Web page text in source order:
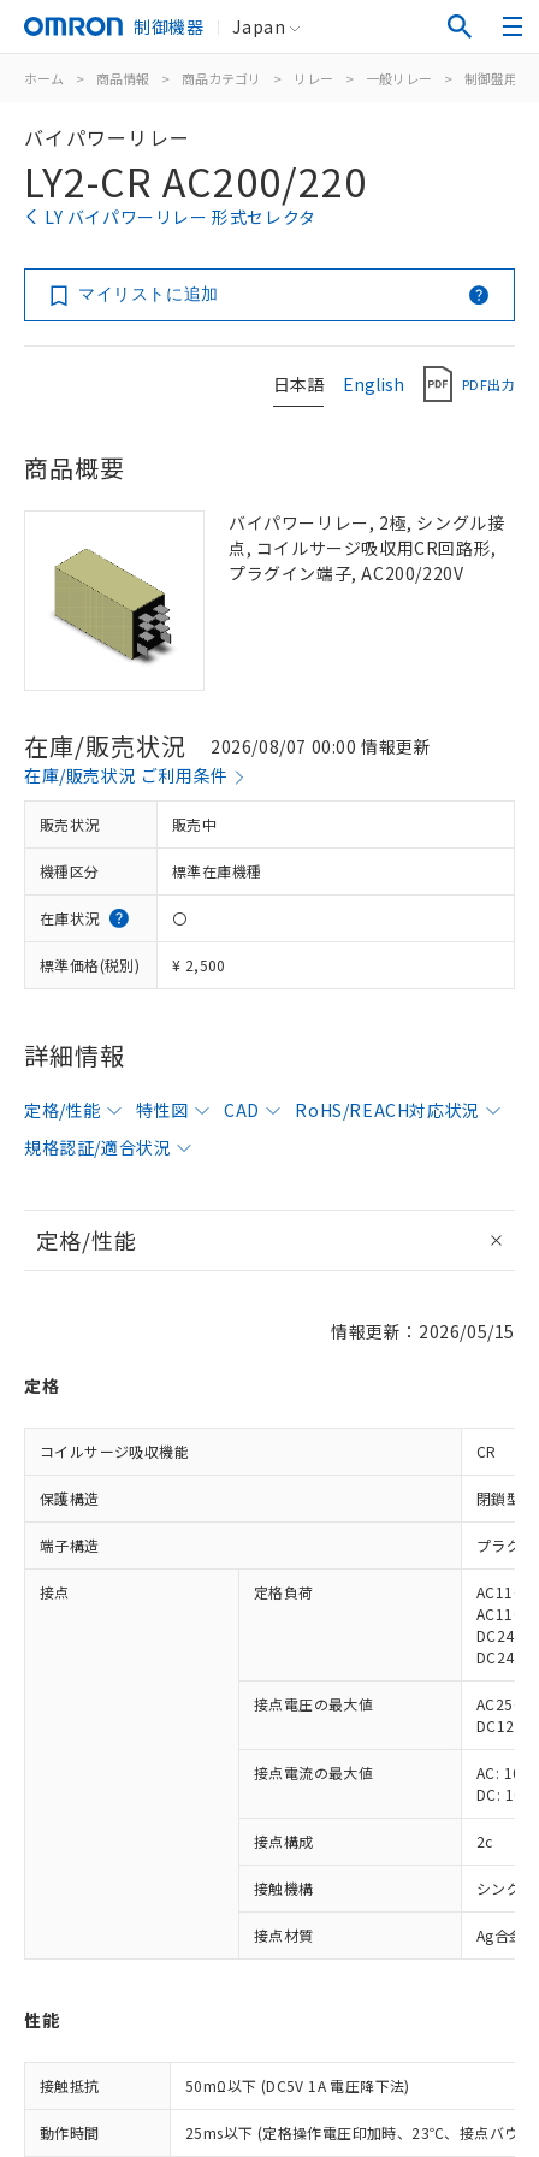
制御機器 Japan
ホーム > 商品情報 > 商品カテゴリ > リレー > 一般リレー > 制御盤用
バイパワーリレー
LY2-CR AC200/220
LY バイパワーリレー 形式セレクタ
マイリストに追加
日本語 English PDF出力
商品概要
バイパワーリレー, 2極, シングル接
点, コイルサージ吸収用CR回路形,
プラグイン端子, AC200/220V
在庫/販売状況
2026/08/07 00:00 情報更新
在庫/販売状況 ご利用条件
販売状況 販売中
機種区分 標準在庫機種
在庫状況 〇
標準価格(税別) ¥ 2,500
詳細情報
定格/性能 特性図 CAD
RoHS/REACH対応状況
規格認証/適合状況
定格/性能
情報更新：2026/05/15
定格
コイルサージ吸収機能 CR
保護構造 閉鎖型
端子構造 プラグ
接点 定格負荷
AC110V
AC110V
DC24V
DC24V
接点電圧の最大値
AC250V
DC125V
接点電流の最大値
AC: 10A
DC: 10A
接点構成 2c
接触機構 シングル
接点材質 Ag合金
性能
接触抵抗 50mΩ以下 (DC5V 1A 電圧降下法)
動作時間 25ms以下 (定格操作電圧印加時、23℃、接点バウン
※1 対応状況
対応済み：EU RoHS指令（10物質）の
非含有に対応した製品が提供可能な商品で